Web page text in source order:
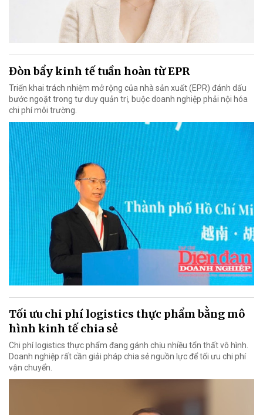
Đòn bẩy kinh tế tuần hoàn từ EPR
Triển khai trách nhiệm mở rộng của nhà sản xuất (EPR) đánh dấu
bước ngoặt trong tư duy quản trị, buộc doanh nghiệp phải nội hóa
chi phí môi trường.
Tối ưu chi phí logistics thực phẩm bằng mô
hình kinh tế chia sẻ
Chi phí logistics thực phẩm đang gánh chịu nhiều tổn thất vô hình.
Doanh nghiệp rất cần giải pháp chia sẻ nguồn lực để tối ưu chi phí
vận chuyển.